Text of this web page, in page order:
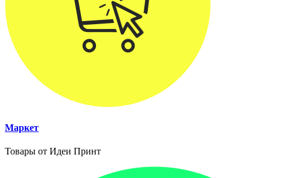
Маркет
Товары от Идеи Принт